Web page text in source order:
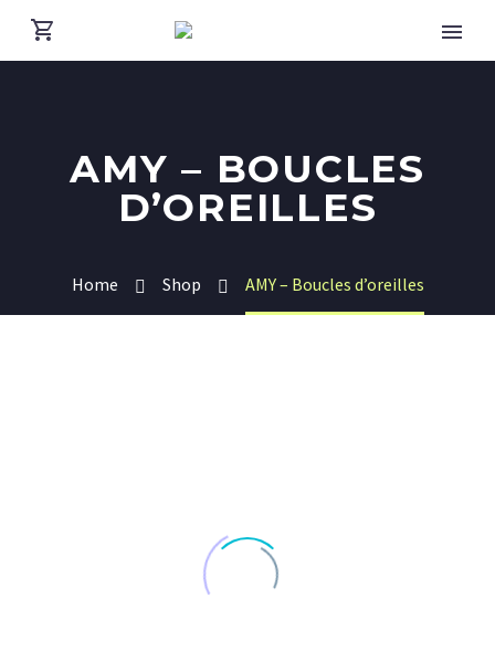
AMY – BOUCLES
D’OREILLES
Home Shop AMY – Boucles d’oreilles